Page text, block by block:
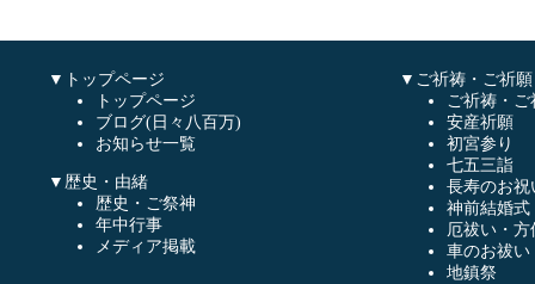
▼トップページ
トップページ
ブログ(日々八百万)
お知らせ一覧
▼歴史・由緒
歴史・ご祭神
年中行事
メディア掲載
▼ご祈祷・ご祈願
ご祈祷・ご
安産祈願
初宮参り
七五三詣
長寿のお祝
神前結婚式
厄祓い・方
車のお祓い
地鎮祭